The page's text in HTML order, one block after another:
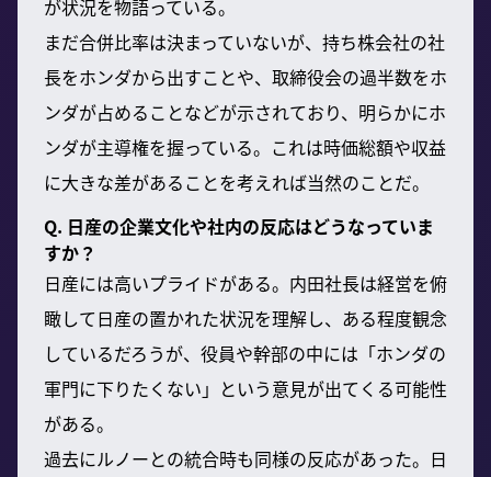
が状況を物語っている。
まだ合併比率は決まっていないが、持ち株会社の社
長をホンダから出すことや、取締役会の過半数をホ
ンダが占めることなどが示されており、明らかにホ
ンダが主導権を握っている。これは時価総額や収益
に大きな差があることを考えれば当然のことだ。
Q. 日産の企業文化や社内の反応はどうなっていま
すか？
日産には高いプライドがある。内田社長は経営を俯
瞰して日産の置かれた状況を理解し、ある程度観念
しているだろうが、役員や幹部の中には「ホンダの
軍門に下りたくない」という意見が出てくる可能性
がある。
過去にルノーとの統合時も同様の反応があった。日